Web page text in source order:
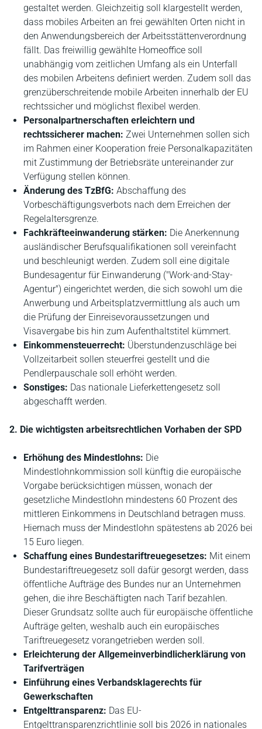
gestaltet werden. Gleichzeitig soll klargestellt werden,
dass mobiles Arbeiten an frei gewählten Orten nicht in
den Anwendungsbereich der Arbeitsstättenverordnung
fällt. Das freiwillig gewählte Homeoffice soll
unabhängig vom zeitlichen Umfang als ein Unterfall
des mobilen Arbeitens definiert werden. Zudem soll das
grenzüberschreitende mobile Arbeiten innerhalb der EU
rechtssicher und möglichst flexibel werden.
Personalpartnerschaften erleichtern und
rechtssicherer machen: Zwei Unternehmen sollen sich
im Rahmen einer Kooperation freie Personalkapazitäten
mit Zustimmung der Betriebsräte untereinander zur
Verfügung stellen können.
Änderung des TzBfG: Abschaffung des
Vorbeschäftigungsverbots nach dem Erreichen der
Regelaltersgrenze.
Fachkräfteeinwanderung stärken: Die Anerkennung
ausländischer Berufsqualifikationen soll vereinfacht
und beschleunigt werden. Zudem soll eine digitale
Bundesagentur für Einwanderung ("Work-and-Stay-
Agentur") eingerichtet werden, die sich sowohl um die
Anwerbung und Arbeitsplatzvermittlung als auch um
die Prüfung der Einreisevoraussetzungen und
Visavergabe bis hin zum Aufenthaltstitel kümmert.
Einkommensteuerrecht: Überstundenzuschläge bei
Vollzeitarbeit sollen steuerfrei gestellt und die
Pendlerpauschale soll erhöht werden.
Sonstiges: Das nationale Lieferkettengesetz soll
abgeschafft werden.
2. Die wichtigsten arbeitsrechtlichen Vorhaben der SPD
Erhöhung des Mindestlohns: Die
Mindestlohnkommission soll künftig die europäische
Vorgabe berücksichtigen müssen, wonach der
gesetzliche Mindestlohn mindestens 60 Prozent des
mittleren Einkommens in Deutschland betragen muss.
Hiernach muss der Mindestlohn spätestens ab 2026 bei
15 Euro liegen.
Schaffung eines Bundestariftreuegesetzes: Mit einem
Bundestariftreuegesetz soll dafür gesorgt werden, dass
öffentliche Aufträge des Bundes nur an Unternehmen
gehen, die ihre Beschäftigten nach Tarif bezahlen.
Dieser Grundsatz sollte auch für europäische öffentliche
Aufträge gelten, weshalb auch ein europäisches
Tariftreuegesetz vorangetrieben werden soll.
Erleichterung der Allgemeinverbindlicherklärung von
Tarifverträgen
Einführung eines Verbandsklagerechts für
Gewerkschaften
Entgelttransparenz: Das EU-
Entgelttransparenzrichtlinie soll bis 2026 in nationales